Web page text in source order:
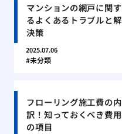
マンションの網戸に関す
るよくあるトラブルと解
決策
2025.07.06
未分類
フローリング施工費の内
訳！知っておくべき費用
の項目